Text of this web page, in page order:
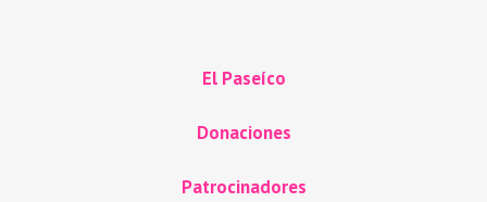
El Paseíco
Donaciones
Patrocinadores